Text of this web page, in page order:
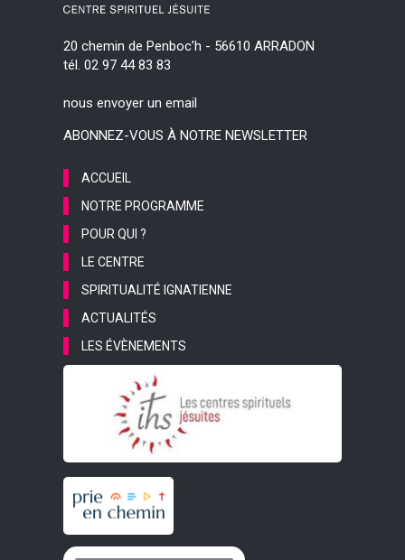
20 chemin de Penboc’h - 56610 ARRADON
tél. 02 97 44 83 83
nous envoyer un email
ABONNEZ-VOUS À NOTRE NEWSLETTER
ACCUEIL
NOTRE PROGRAMME
POUR QUI ?
LE CENTRE
SPIRITUALITÉ IGNATIENNE
ACTUALITÉS
LES ÉVÈNEMENTS